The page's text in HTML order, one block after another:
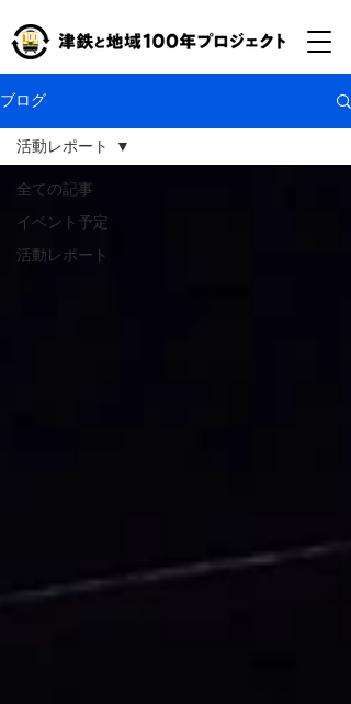
ブログ
全ての記事
イベント予定
活動レポート
活動レポート